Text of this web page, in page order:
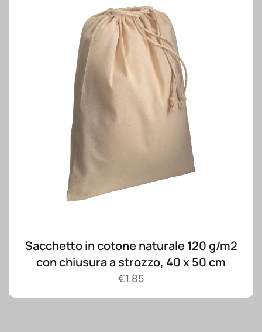
Sacchetto in cotone naturale 120 g/m2
con chiusura a strozzo, 40 x 50 cm
€1.85